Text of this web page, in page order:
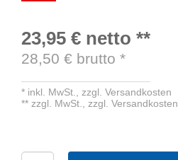
23,95 € netto **
28,50 € brutto *
* inkl. MwSt., zzgl. Versandkosten
** zzgl. MwSt., zzgl. Versandkosten